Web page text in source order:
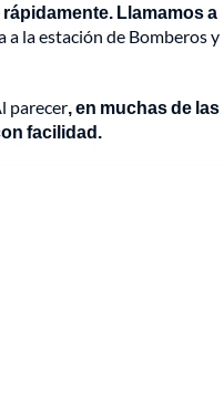
Llamamos a
a la estación de Bomberos y
parecer, en muchas de las
facilidad.